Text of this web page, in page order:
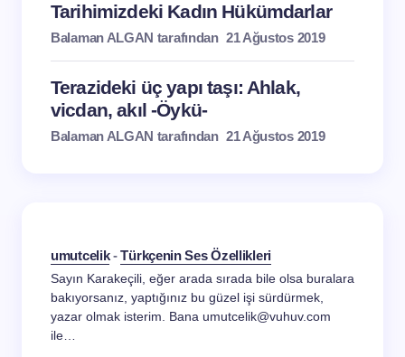
Tarihimizdeki Kadın Hükümdarlar
Balaman ALGAN tarafından 21 Ağustos 2019
Terazideki üç yapı taşı: Ahlak,
vicdan, akıl -Öykü-
Balaman ALGAN tarafından 21 Ağustos 2019
umutcelik-Türkçenin Ses Özellikleri
Sayın Karakeçili, eğer arada sırada bile olsa buralara
bakıyorsanız, yaptığınız bu güzel işi sürdürmek,
yazar olmak isterim. Bana umutcelik@vuhuv.com
ile…